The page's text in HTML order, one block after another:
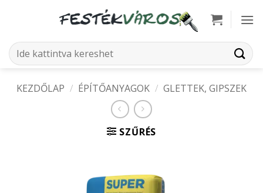
Keresés
a
KEZDŐLAP / ÉPÍTŐANYAGOK / GLETTEK, GIPSZEK
SZŰRÉS